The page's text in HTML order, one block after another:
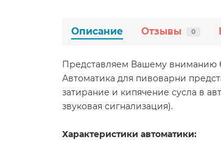
Описание Отзывы 0
Представляем Вашему вниманию
Автоматика для пивоварни
затирание и кипячение сусла в
звуковая сигнализация).
Характеристики автоматики: